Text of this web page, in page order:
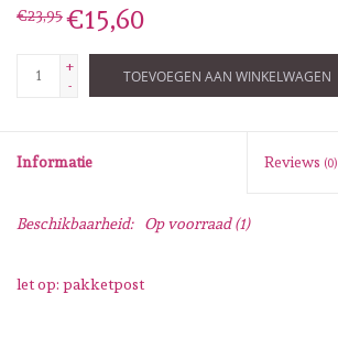
schudmateriaal
Lesia Zgharda
Magnolia
€23,95€15,60
+
-
TOEVOEGEN AAN WINKELWAGEN
Informatie Reviews (0)
Beschikbaarheid: Op voorraad(1)
let op: pakketpost